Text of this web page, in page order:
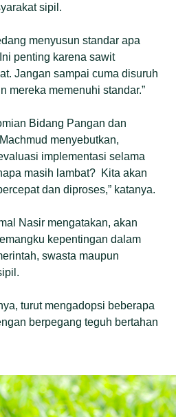
sipil.
menyusun standar apa
penting karena sawit
Jangan sampai cuma disuruh
mereka memenuhi standar.”
Bidang Pangan dan
menyebutkan,
implementasi selama
masih lambat? Kita akan
dan diproses,” katanya.
Nasir mengatakan, akan
kepentingan dalam
swasta maupun
turut mengadopsi beberapa
berpegang teguh bertahan